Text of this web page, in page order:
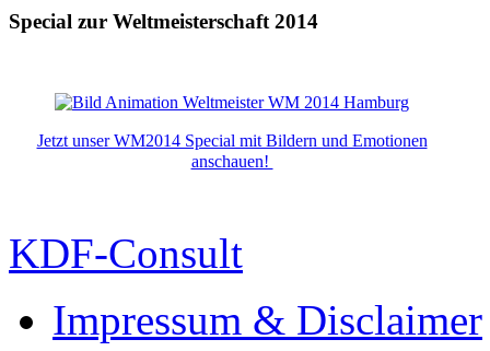
Special zur Weltmeisterschaft 2014
Jetzt unser WM2014 Special mit Bildern und Emotionen
anschauen!
KDF-Consult
Impressum & Disclaimer